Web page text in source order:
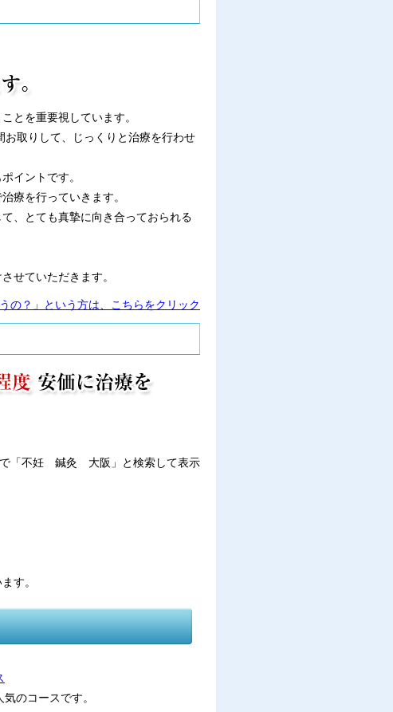
とを重要視しています。
取りして、じっくりと治療を行わせ
イントです。
療を行っていきます。
、とても真摯に向き合っておられる
せていただきます。
の？」という方は、こちらをクリック
で「不妊 鍼灸 大阪」と検索して表示
す。
のコースです。